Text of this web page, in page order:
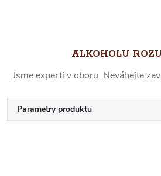
ALKOHOLU
Jsme experti v oboru. Neváhejte
Parametry produktu